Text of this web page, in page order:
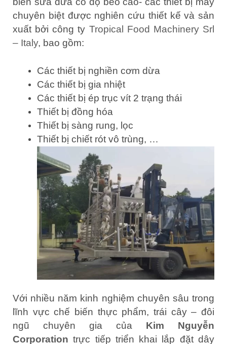
chuyên biệt được nghiên cứu thiết kế và sản
xuất bởi công ty Tropical Food Machinery Srl
– Italy, bao gồm:
Các thiết bị nghiền cơm dừa
Các thiết bị gia nhiệt
Các thiết bị ép trục vít 2 trạng thái
Thiết bị đồng hóa
Thiết bị sàng rung, lọc
Thiết bị chiết rót vô trùng, …
Với nhiều năm kinh nghiệm chuyên sâu trong
lĩnh vực chế biến thực phẩm, trái cây – đôi
ngũ chuyên gia của Kim Nguyễn
Corporation trực tiếp triển khai lắp đặt dây